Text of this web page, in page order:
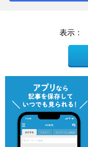
表示：